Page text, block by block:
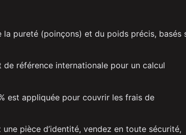
vos
la pureté (poinçons) et du poids précis, basés
de référence internationale pour un calcul
est appliquée pour couvrir les frais de
une pièce d’identité, vendez en toute sécurité,